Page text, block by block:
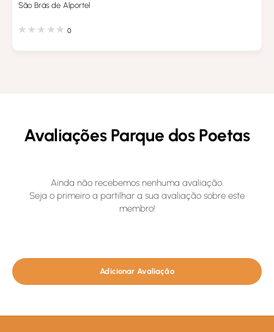
São Brás de Alportel
0
Avaliações Parque dos Poetas
Ainda não recebemos nenhuma avaliação.
Seja o primeiro a partilhar a sua avaliação sobre este
membro!
Adicionar Avaliação